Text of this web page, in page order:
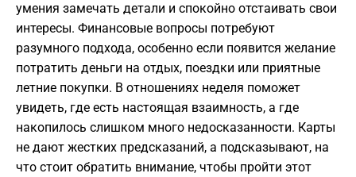
умения замечать детали и спокойно отстаивать свои
интересы. Финансовые вопросы потребуют
разумного подхода, особенно если появится желание
потратить деньги на отдых, поездки или приятные
летние покупки. В отношениях неделя поможет
увидеть, где есть настоящая взаимность, а где
накопилось слишком много недосказанности. Карты
не дают жестких предсказаний, а подсказывают, на
что стоит обратить внимание, чтобы пройти этот